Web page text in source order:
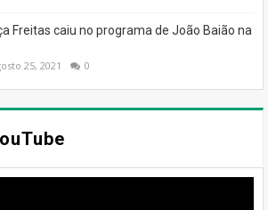
Freitas caiu no programa de João Baião na
25, 2021 0